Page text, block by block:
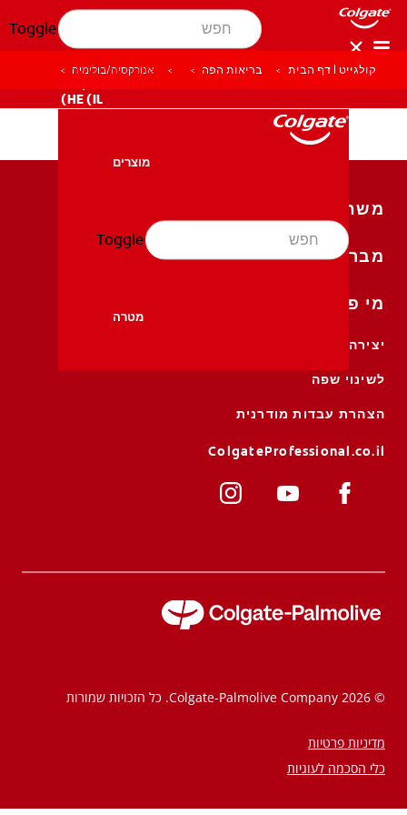
Toggle
HE (IL)
מוצרים
בריאות הפה
מטרה
Toggle
קולגייט | דף הבית בריאות הפה אנורקסיה/בולימיה
משחות שיניים
מברשות שיניים
מי פה
יצירה קשר
לשינוי שפה
הצהרת עבדות מודרנית
ColgateProfessional.co.il
© 2026 Colgate-Palmolive Company. כל הזכויות שמורות
מדיניות פרטיות
כלי הסכמה לעוגיות